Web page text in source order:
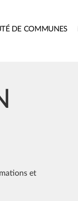
DE COMMUNES
et